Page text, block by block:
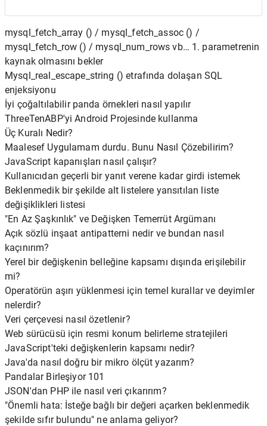
mysql_fetch_array () / mysql_fetch_assoc () /
mysql_fetch_row () / mysql_num_rows vb… 1. parametrenin
kaynak olmasını bekler
Mysql_real_escape_string () etrafında dolaşan SQL
enjeksiyonu
İyi çoğaltılabilir panda örnekleri nasıl yapılır
ThreeTenABP'yi Android Projesinde kullanma
Üç Kuralı Nedir?
Maalesef Uygulamam durdu. Bunu Nasıl Çözebilirim?
JavaScript kapanışları nasıl çalışır?
Kullanıcıdan geçerli bir yanıt verene kadar girdi istemek
Beklenmedik bir şekilde alt listelere yansıtılan liste
değişiklikleri listesi
"En Az Şaşkınlık" ve Değişken Temerrüt Argümanı
Açık sözlü inşaat antipatterni nedir ve bundan nasıl
kaçınırım?
Yerel bir değişkenin belleğine kapsamı dışında erişilebilir
mi?
Operatörün aşırı yüklenmesi için temel kurallar ve deyimler
nelerdir?
Veri çerçevesi nasıl özetlenir?
Web sürücüsü için resmi konum belirleme stratejileri
JavaScript'teki değişkenlerin kapsamı nedir?
Java'da nasıl doğru bir mikro ölçüt yazarım?
Pandalar Birleşiyor 101
JSON'dan PHP ile nasıl veri çıkarırım?
"Önemli hata: İsteğe bağlı bir değeri açarken beklenmedik
şekilde sıfır bulundu" ne anlama geliyor?